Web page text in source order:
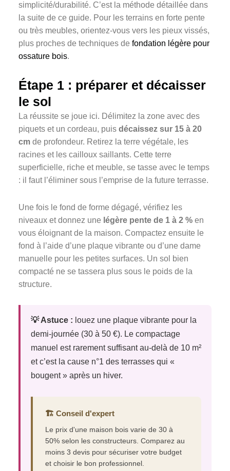
simplicité/durabilité. C’est la méthode détaillée dans
la suite de ce guide. Pour les terrains en forte pente
ou très meubles, orientez-vous vers les pieux vissés,
plus proches de techniques de fondation légère pour
ossature bois.
Étape 1 : préparer et décaisser
le sol
La réussite se joue ici. Délimitez la zone avec des
piquets et un cordeau, puis décaissez sur 15 à 20
cm de profondeur. Retirez la terre végétale, les
racines et les cailloux saillants. Cette terre
superficielle, riche et meuble, se tasse avec le temps
: il faut l’éliminer sous l’emprise de la future terrasse.
Une fois le fond de forme dégagé, vérifiez les
niveaux et donnez une légère pente de 1 à 2 % en
vous éloignant de la maison. Compactez ensuite le
fond à l’aide d’une plaque vibrante ou d’une dame
manuelle pour les petites surfaces. Un sol bien
compacté ne se tassera plus sous le poids de la
structure.
💡 Astuce : louez une plaque vibrante pour la
demi-journée (30 à 50 €). Le compactage
manuel est rarement suffisant au-delà de 10 m²
et c’est la cause n°1 des terrasses qui «
bougent » après un hiver.
🏗️ Conseil d'expert
Le prix d'une maison bois varie de 30 à
50% selon les constructeurs. Comparez au
moins 3 devis pour sécuriser votre budget
et choisir le bon professionnel.